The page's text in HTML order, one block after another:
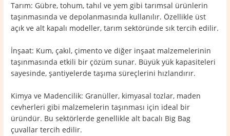
Tarım: Gübre, tohum, tahıl ve yem gibi tarımsal ürünlerin
taşınmasında ve depolanmasında kullanılır. Özellikle üst
açık ve alt kapalı modeller, tarım sektöründe sık tercih edilir.
İnşaat: Kum, çakıl, çimento ve diğer inşaat malzemelerinin
taşınmasında etkili bir çözüm sunar. Büyük yük kapasiteleri
sayesinde, şantiyelerde taşıma süreçlerini hızlandırır.
Kimya ve Madencilik: Granüller, kimyasal tozlar, maden
cevherleri gibi malzemelerin taşınması için ideal bir
üründür. Bu sektörlerde genellikle alt bacalı Big Bag
çuvallar tercih edilir.